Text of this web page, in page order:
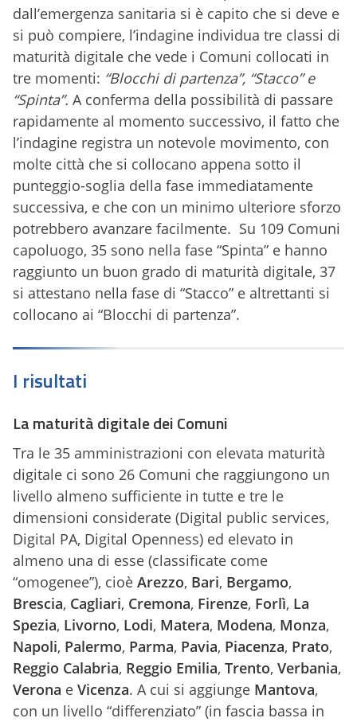
dall’emergenza sanitaria si è capito che si deve e
si può compiere, l’indagine individua tre classi di
maturità digitale che vede i Comuni collocati in
tre momenti: “Blocchi di partenza”, “Stacco” e
“Spinta”. A conferma della possibilità di passare
rapidamente al momento successivo, il fatto che
l’indagine registra un notevole movimento, con
molte città che si collocano appena sotto il
punteggio-soglia della fase immediatamente
successiva, e che con un minimo ulteriore sforzo
potrebbero avanzare facilmente. Su 109 Comuni
capoluogo, 35 sono nella fase “Spinta” e hanno
raggiunto un buon grado di maturità digitale, 37
si attestano nella fase di “Stacco” e altrettanti si
collocano ai “Blocchi di partenza”.
I risultati
La maturità digitale dei Comuni
Tra le 35 amministrazioni con elevata maturità
digitale ci sono 26 Comuni che raggiungono un
livello almeno sufficiente in tutte e tre le
dimensioni considerate (Digital public services,
Digital PA, Digital Openness) ed elevato in
almeno una di esse (classificate come
“omogenee”), cioè Arezzo, Bari, Bergamo,
Brescia, Cagliari, Cremona, Firenze, Forlì, La
Spezia, Livorno, Lodi, Matera, Modena, Monza,
Napoli, Palermo, Parma, Pavia, Piacenza, Prato,
Reggio Calabria, Reggio Emilia, Trento, Verbania,
Verona e Vicenza. A cui si aggiunge Mantova,
con un livello “differenziato” (in fascia bassa in